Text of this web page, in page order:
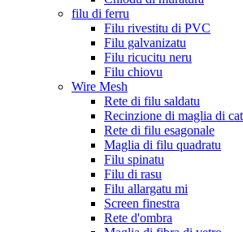
filu di ferru
Filu rivestitu di PVC
Filu galvanizatu
Filu ricucitu neru
Filu chiovu
Wire Mesh
Rete di filu saldatu
Recinzione di maglia di
Rete di filu esagonale
Maglia di filu quadratu
Filu spinatu
Filu di rasu
Filu allargatu mi
Screen finestra
Rete d'ombra